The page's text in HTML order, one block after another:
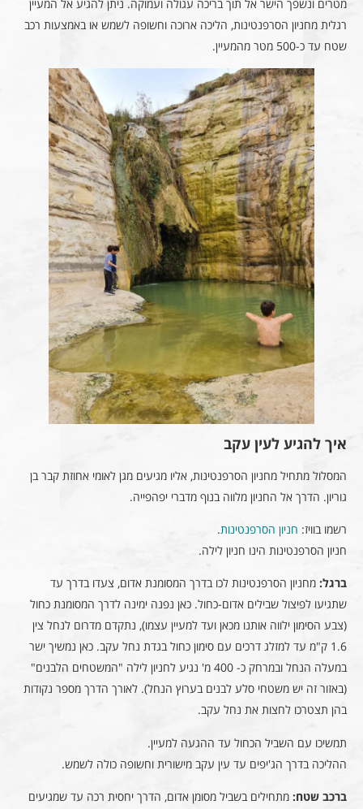
מטרים ונשפך הישר אל תוך בריכה עגולה ועמוקה. ניתן להגיע אל המעיין
רגלית מחניון הסרפנטינות, הליכה ארוכה וחשופה לשמש או באמצעות רכב
שטח עד כ-500 מטר מהמעיין.
איך להגיע לעין עקב
המסלול מתחיל מחניון הסרפנטינות, אליו מגיעים מגן לאומי אחוזת קבר בן
גוריון. הדרך אל החניון מלווה בנוף מדברי יפהפייה.
רשמו בוויז: חניון הסרפנטינות.
חניון הסרפנטינות הינו חניון לילה.
ברגל: מחניון הסרפנטינות לכו בדרך המסומנת אדום, צעדו בדרך עד
שתגיעו לפיצול שבילים אדום-כחול. כאן נפנה ימינה לדרך המסומנת כחול
(צבע הסימון ילווה אותנו מכאן ועד למעיין עצמו), נתקדם מדרום לנחל צין
1.6 ק"מ עד למזלג דרכים עם סימון כחול בגדת נחל עקב. כאן נמשיך ישר
במעלה הנחל ובמרחק כ- 400 מ' נגיע לחניון לילה "המשטחים הלבנים"
(באזור זה יש משטחי סלע לבנים בערוץ הנחל). לאורך הדרך מספר נקודות
בהן תצטרכו לחצות את נחל עקב.
תמשיכו עם השביל הכחול עד ההגעה למעיין.
ההליכה בדרך הג'יפים עד עין עקב מישורית וחשופה כולה לשמש.
ברכב שטח: מתחילים בשביל מסומן אדום, הדרך יחסית רכה עד שמגיעים